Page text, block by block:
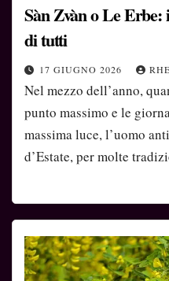
Sàn Zvàn o Le
di tutti
17 GIUGNO 2026
Nel mezzo dell’anno,
punto massimo e le
massima luce, l’uomo
d’Estate, per molte